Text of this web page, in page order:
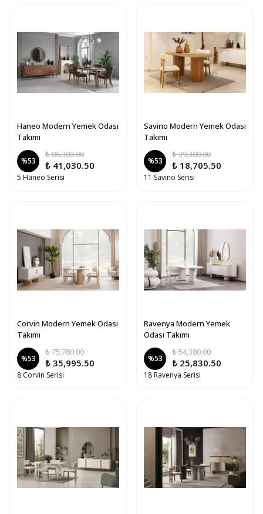
Haneo Modern Yemek Odası
Takımı
%53
₺ 86,380.00
₺ 41,030.50
5 Haneo Serisi
Savino Modern Yemek Odası
Takımı
%53
₺ 39,380.00
₺ 18,705.50
11 Savino Serisi
Corvin Modern Yemek Odası
Takımı
%53
₺ 75,780.00
₺ 35,995.50
8 Corvin Serisi
Ravenya Modern Yemek
Odası Takımı
%53
₺ 54,380.00
₺ 25,830.50
18 Ravenya Serisi